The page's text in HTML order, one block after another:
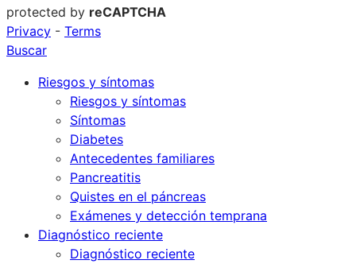
protected by reCAPTCHA
Privacy - Terms
Buscar
Riesgos y síntomas
Riesgos y síntomas
Síntomas
Diabetes
Antecedentes familiares
Pancreatitis
Quistes en el páncreas
Exámenes y detección temprana
Diagnóstico reciente
Diagnóstico reciente